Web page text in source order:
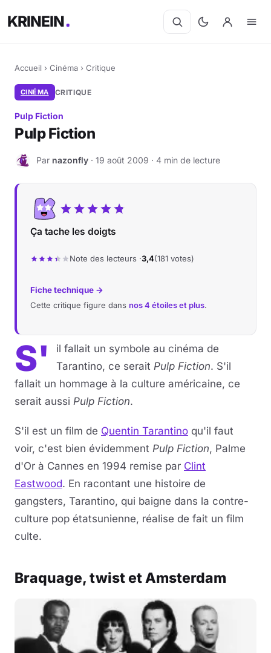
KRINEIN
Accueil › Cinéma › Critique
CINÉMA CRITIQUE
Pulp Fiction
Pulp Fiction
N Par nazonfly · 19 août 2009 · 4 min de lecture
Ça tache les doigts
Note des lecteurs ·3,4(181 votes)
Fiche technique →
Cette critique figure dans nos 4 étoiles et plus.
S'
il fallait un symbole au cinéma de
Tarantino, ce serait Pulp Fiction. S'il
fallait un hommage à la culture américaine, ce
serait aussi Pulp Fiction.
S'il est un film de Quentin Tarantino qu'il faut
voir, c'est bien évidemment Pulp Fiction, Palme
d'Or à Cannes en 1994 remise par Clint
Eastwood. En racontant une histoire de
gangsters, Tarantino, qui baigne dans la contre-
culture pop étatsunienne, réalise de fait un film
culte.
Braquage, twist et Amsterdam